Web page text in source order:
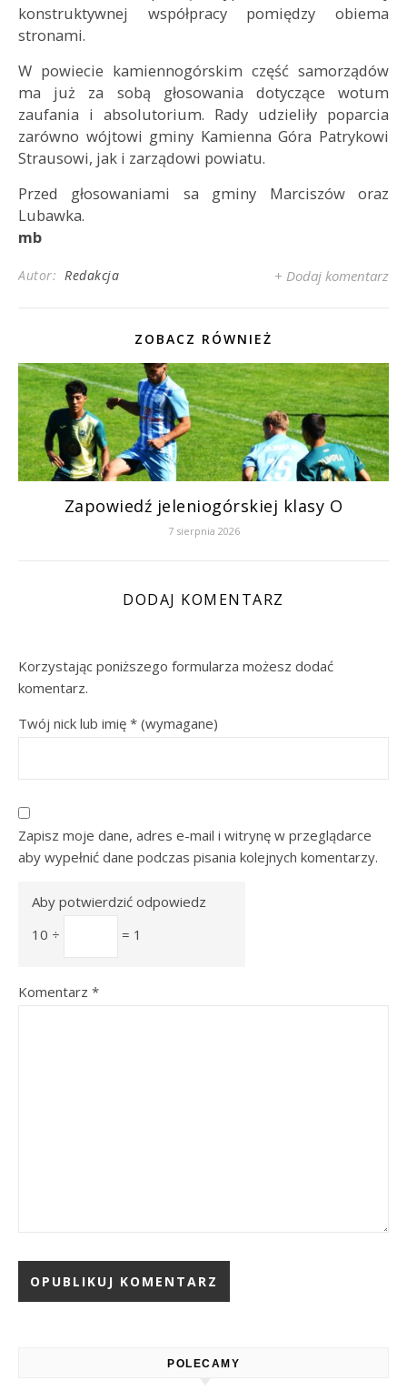
konstruktywnej współpracy pomiędzy obiema
stronami.
W powiecie kamiennogórskim część samorządów
ma już za sobą głosowania dotyczące wotum
zaufania i absolutorium. Rady udzieliły poparcia
zarówno wójtowi gminy Kamienna Góra Patrykowi
Strausowi, jak i zarządowi powiatu.
Przed głosowaniami sa gminy Marciszów oraz
Lubawka.
mb
Autor: Redakcja + Dodaj komentarz
ZOBACZ RÓWNIEŻ
Zapowiedź jeleniogórskiej klasy O
7 sierpnia 2026
DODAJ KOMENTARZ
Korzystając poniższego formularza możesz dodać
komentarz.
Twój nick lub imię * (wymagane)
Zapisz moje dane, adres e-mail i witrynę w przeglądarce
aby wypełnić dane podczas pisania kolejnych komentarzy.
Aby potwierdzić odpowiedz
10 ÷
= 1
Komentarz *
POLECAMY